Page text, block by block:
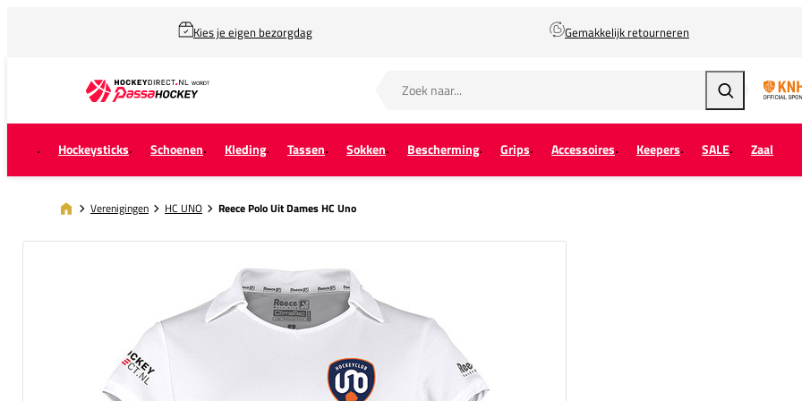
Kies je eigen bezorgdag Gemakkelijk retourneren
Zoeken
Hockeysticks Schoenen Kleding Tassen Sokken Bescherming Grips Accessoires Keepers SALE Zaal
Verenigingen HC UNO Reece Polo Uit Dames HC Uno